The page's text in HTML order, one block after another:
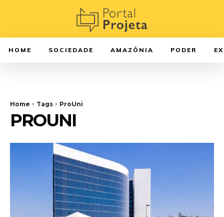
HOME SOCIEDADE AMAZÔNIA PODER
Home Tags ProUni
PROUNI